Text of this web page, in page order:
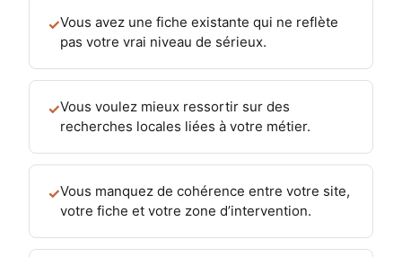
✓Vous avez une fiche existante qui ne reflète
pas votre vrai niveau de sérieux.
✓Vous voulez mieux ressortir sur des
recherches locales liées à votre métier.
✓Vous manquez de cohérence entre votre site,
votre fiche et votre zone d’intervention.